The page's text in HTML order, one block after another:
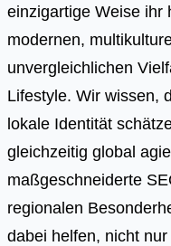
einzigartige Weise ihr
modernen,
unvergleichlichen
Lifestyle. Wir wissen,
lokale Identität
gleichzeitig global
maßgeschneiderte
regionalen
dabei helfen, nicht